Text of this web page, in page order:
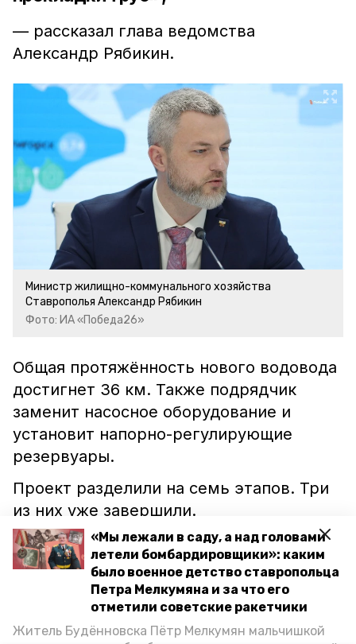
«Мы лежали в саду, а над головами
летели бомбардировщики»: каким
было военное детство ставропольца
Петра Мелкумяна и за что его
отметили советские ракетчики
Житель Будённовска Пётр Мелкумян мальчишкой
— рассказал глава ведомства
Александр Рябикин.
Министр жилищно-коммунального хозяйства
Ставрополья Александр Рябикин
Фото: ИА «Победа26»
Общая протяжённость нового водовода
достигнет 36 км. Также подрядчик
заменит насосное оборудование и
установит напорно-регулирующие
резервуары.
Проект разделили на семь этапов. Три
из них уже завершили.
Ранее сообщалось, что
в ст. Боргустанскойзаменят700-
метровый аварийный участок
водовода.